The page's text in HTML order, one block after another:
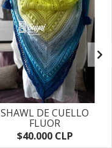
SHAWL DE CUELLO
FLUOR
$40.000 CLP